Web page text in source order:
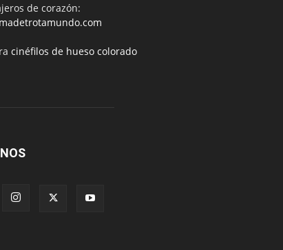
de corazón:
cinéfilos de hueso colorado